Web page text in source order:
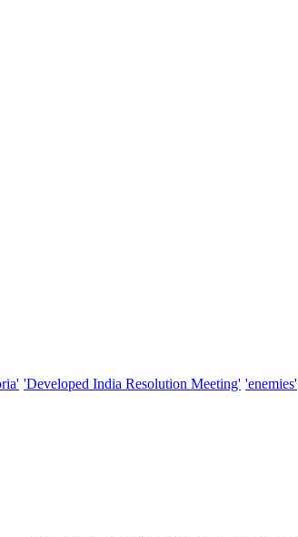
'Developed India Resolution Meeting' 'enemies'